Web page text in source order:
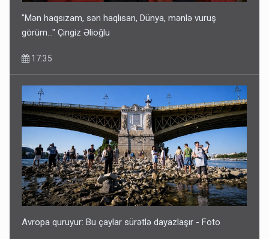
"Mən haqsızam, sən haqlısan, Dünya, mənlə vuruş
görüm..." Çingiz Əlioğlu
17:35
Avropa quruyur: Bu çaylar sürətlə dayazlaşır - Foto